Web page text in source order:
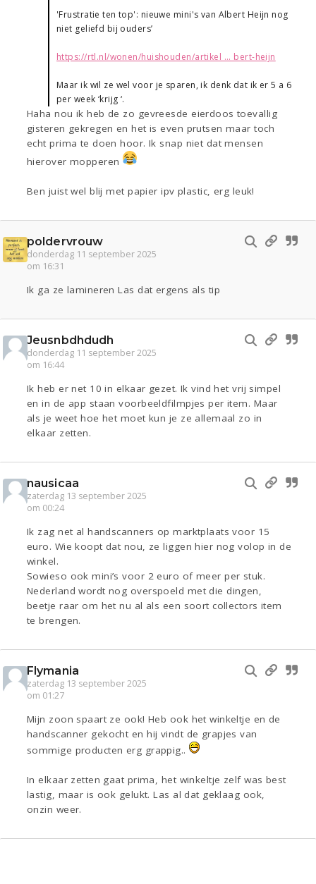
'Frustratie ten top': nieuwe mini's van Albert Heijn nog
niet geliefd bij ouders’
https://rtl.nl/wonen/huishouden/artikel ... bert-heijn
Maar ik wil ze wel voor je sparen, ik denk dat ik er 5 a 6
per week ‘krijg ‘.
Haha nou ik heb de zo gevreesde eierdoos toevallig
gisteren gekregen en het is even prutsen maar toch
echt prima te doen hoor. Ik snap niet dat mensen
hierover mopperen
Ben juist wel blij met papier ipv plastic, erg leuk!
poldervrouw
donderdag 11 september 2025
om 16:31
Ik ga ze lamineren Las dat ergens als tip
Jeusnbdhdudh
donderdag 11 september 2025
om 16:44
Ik heb er net 10 in elkaar gezet. Ik vind het vrij simpel
en in de app staan voorbeeldfilmpjes per item. Maar
als je weet hoe het moet kun je ze allemaal zo in
elkaar zetten.
nausicaa
zaterdag 13 september 2025
om 00:24
Ik zag net al handscanners op marktplaats voor 15
euro. Wie koopt dat nou, ze liggen hier nog volop in de
winkel.
Sowieso ook mini’s voor 2 euro of meer per stuk.
Nederland wordt nog overspoeld met die dingen,
beetje raar om het nu al als een soort collectors item
te brengen.
Flymania
zaterdag 13 september 2025
om 01:27
Mijn zoon spaart ze ook! Heb ook het winkeltje en de
handscanner gekocht en hij vindt de grapjes van
sommige producten erg grappig..
In elkaar zetten gaat prima, het winkeltje zelf was best
lastig, maar is ook gelukt. Las al dat geklaag ook,
onzin weer.